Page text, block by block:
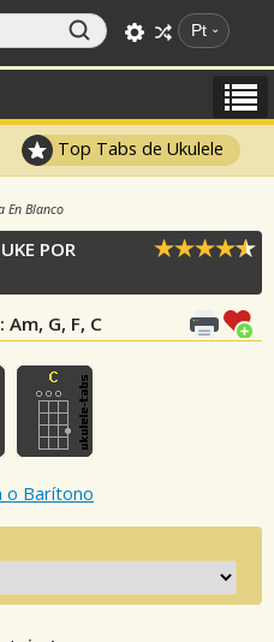
Pt
Top Tabs de Ukulele
En Blanco
POR
: Am, G, F, C
o Barítono